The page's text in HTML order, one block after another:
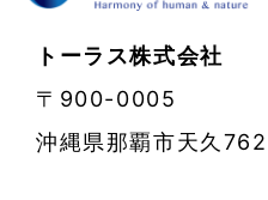
トーラス株式会社
〒900-0005
沖縄県那覇市天久